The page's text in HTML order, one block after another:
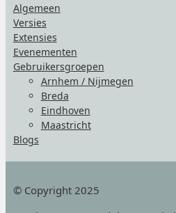
Algemeen
Versies
Extensies
Evenementen
Gebruikersgroepen
Arnhem / Nijmegen
Breda
Eindhoven
Maastricht
Blogs
© Copyright 2025